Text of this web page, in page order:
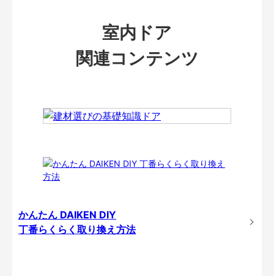
室内ドア
関連コンテンツ
かんたん DAIKEN DIY
丁番らくらく取り換え方法